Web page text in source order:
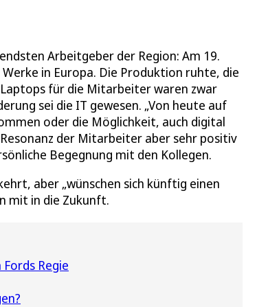
Arbeitgeber der Region: Am 19.
in Europa. Die Produktion ruhte, die
für die Mitarbeiter waren zwar
sei die IT gewesen. „Von heute auf
oder die Möglichkeit, auch digital
der Mitarbeiter aber sehr positiv
Begegnung mit den Kollegen.
aber „wünschen sich künftig einen
mit in die Zukunft.
Regie